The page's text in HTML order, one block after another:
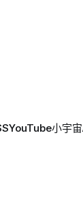
YouTube小宇宙